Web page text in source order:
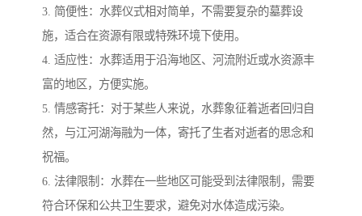
3. 简便性：水葬仪式相对简单，不需要复杂的墓葬设
施，适合在资源有限或特殊环境下使用。
4. 适应性：水葬适用于沿海地区、河流附近或水资源丰
富的地区，方便实施。
5. 情感寄托：对于某些人来说，水葬象征着逝者回归自
然，与江河湖海融为一体，寄托了生者对逝者的思念和
祝福。
6. 法律限制：水葬在一些地区可能受到法律限制，需要
符合环保和公共卫生要求，避免对水体造成污染。